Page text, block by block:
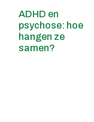
ADHD en
psychose: hoe
hangen ze
samen?